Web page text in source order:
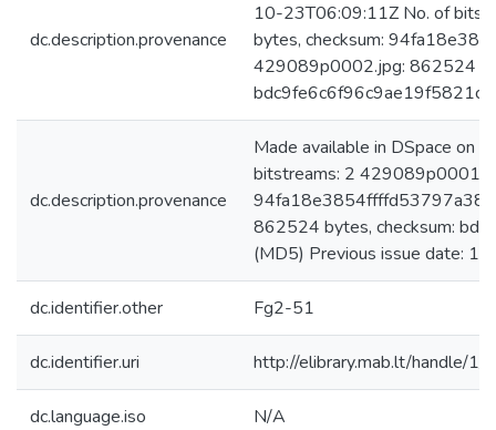
dc.description.provenance
10-23T06:09:11Z No. of
bytes, checksum:
429089p0002.jpg: 862524
dc.description.provenance
Made available in DSpace on
bitstreams: 2
862524 bytes, checksum:
(MD5) Previous issue date:
dc.identifier.other Fg2-51
dc.identifier.uri http://elibrary.mab.lt/handle/1/
dc.language.iso N/A